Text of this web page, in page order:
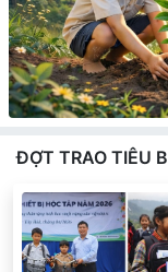
ĐỢT TRAO TIÊU